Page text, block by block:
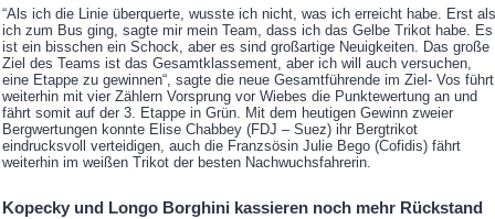
“Als ich die Linie überquerte, wusste ich nicht, was ich erreicht habe. Erst als
ich zum Bus ging, sagte mir mein Team, dass ich das Gelbe Trikot habe. Es
ist ein bisschen ein Schock, aber es sind großartige Neuigkeiten. Das große
Ziel des Teams ist das Gesamtklassement, aber ich will auch versuchen,
eine Etappe zu gewinnen“, sagte die neue Gesamtführende im Ziel- Vos führt
weiterhin mit vier Zählern Vorsprung vor Wiebes die Punktewertung an und
fährt somit auf der 3. Etappe in Grün. Mit dem heutigen Gewinn zweier
Bergwertungen konnte Elise Chabbey (FDJ – Suez) ihr Bergtrikot
eindrucksvoll verteidigen, auch die Franzsösin Julie Bego (Cofidis) fährt
weiterhin im weißen Trikot der besten Nachwuchsfahrerin.
Kopecky und Longo Borghini kassieren noch mehr Rückstand